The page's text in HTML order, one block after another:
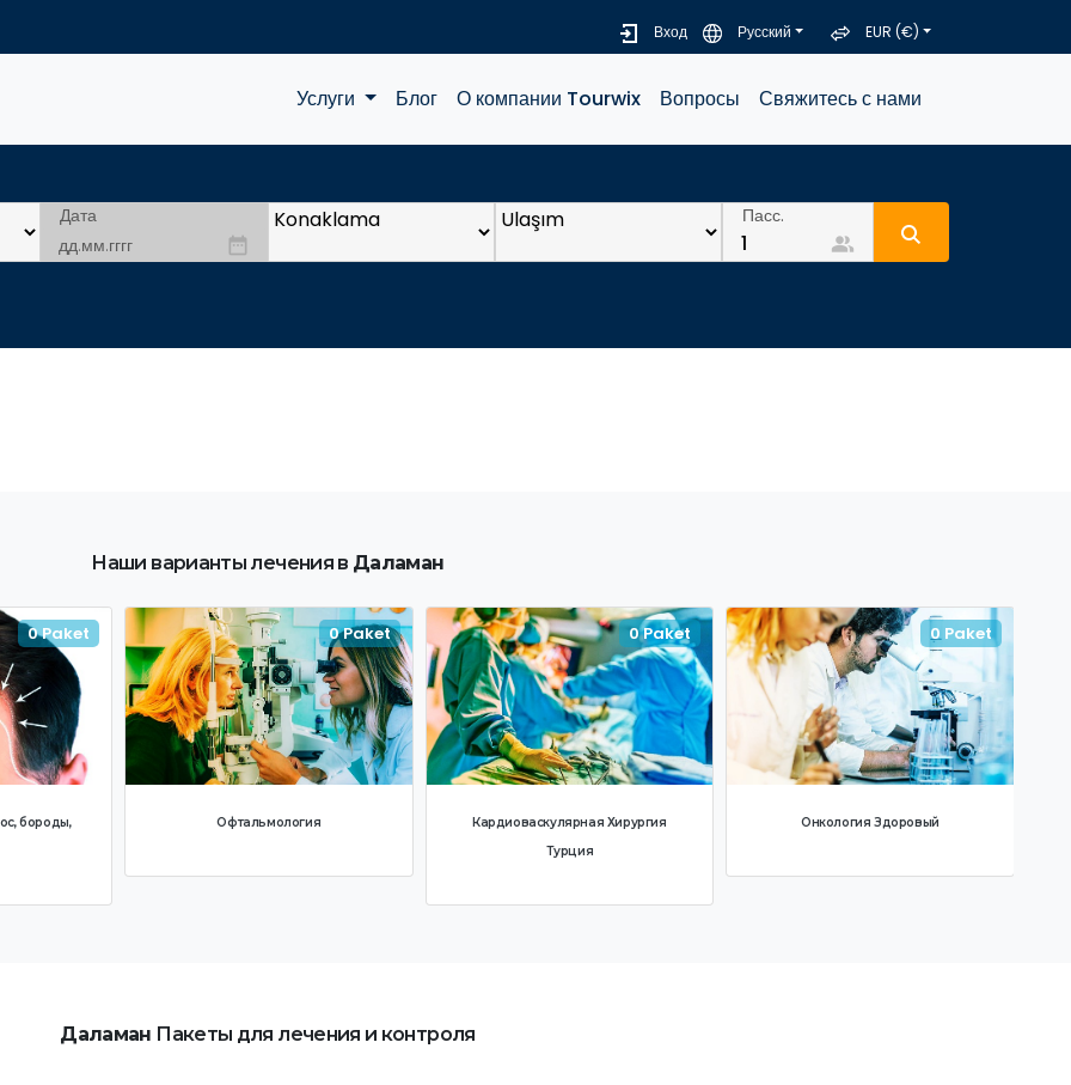
Вход Русский EUR (€)
Услуги Блог О компании Tourwix Вопросы Свяжитесь с нами
Дата
date_range
Пасс.
people_alt
Наши варианты лечения в Даламан
0 Paket
бороды,
0 Paket
Офтальмология
0 Paket
Кардиоваскулярная Хирургия
Турция
0 Paket
Онкология Здоровый
Даламан Пакеты для лечения и контроля